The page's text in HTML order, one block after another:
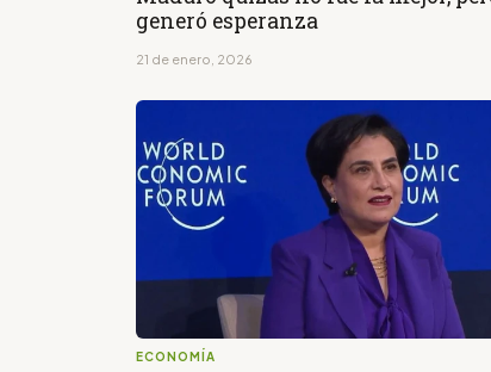
generó esperanza
21 de enero, 2026
ECONOMÍA